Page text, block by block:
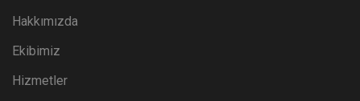
Hakkımızda
Ekibimiz
Hizmetler